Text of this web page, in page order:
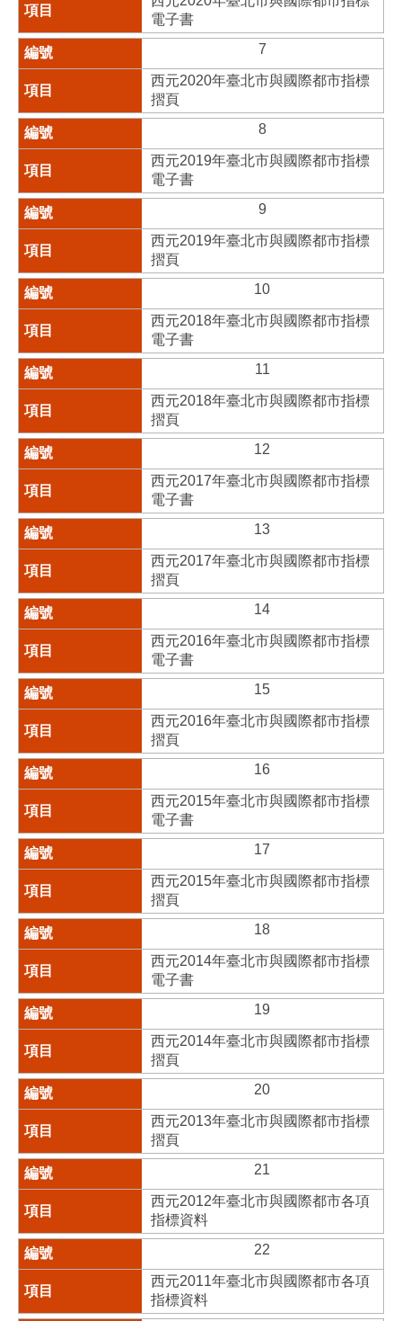
電子書
7
西元2020年臺北市與國際都市指標
摺頁
8
西元2019年臺北市與國際都市指標
電子書
9
西元2019年臺北市與國際都市指標
摺頁
10
西元2018年臺北市與國際都市指標
電子書
11
西元2018年臺北市與國際都市指標
摺頁
12
西元2017年臺北市與國際都市指標
電子書
13
西元2017年臺北市與國際都市指標
摺頁
14
西元2016年臺北市與國際都市指標
電子書
15
西元2016年臺北市與國際都市指標
摺頁
16
西元2015年臺北市與國際都市指標
電子書
17
西元2015年臺北市與國際都市指標
摺頁
18
西元2014年臺北市與國際都市指標
電子書
19
西元2014年臺北市與國際都市指標
摺頁
20
西元2013年臺北市與國際都市指標
摺頁
21
西元2012年臺北市與國際都市各項
指標資料
22
西元2011年臺北市與國際都市各項
指標資料